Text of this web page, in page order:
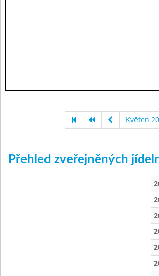
Květen
Přehled zveřejněných